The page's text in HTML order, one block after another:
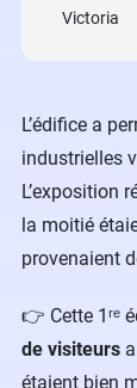
Victoria
L’édifice a
industrielles
L’exposition
la moitié
provenaient
👉 Cette 1ʳᵉ
de visiteurs
étaient bien